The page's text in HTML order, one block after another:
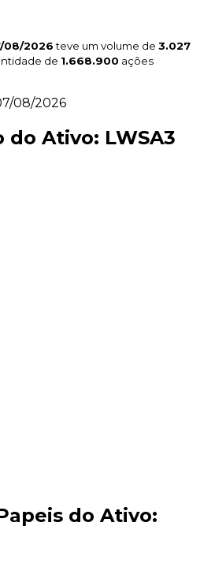
08/2026teve um volume de 3.027
de 1.668.900 ações
08/2026
do Ativo: LWSA3
do Ativo: